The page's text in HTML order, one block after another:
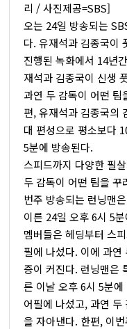
리 / 사진제공=SBS]
오는 24일 방송되는
다. 유재석과 김종국이
진행된 녹화에서 14년
재석과 김종국이 신생
과연 두 감독이 어떤
편, 유재석과 김종국의
대 편성으로 평소보다
5분에 방송된다.
스피드까지 다양한 필
두 감독이 어떤 팀을 꾸
번주 방송되는 런닝맨
이른 24일 오후 6시 5
멤버들은 헤딩부터 스
필에 나섰다. 이에 과연
증이 커진다. 런닝맨은
른 이날 오후 6시 5분에
어필에 나섰고, 과연 두
을 자아낸다. 한편, 이